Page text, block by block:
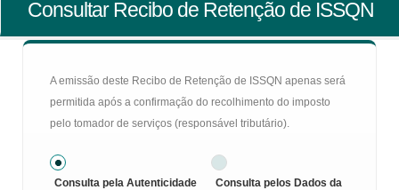
Consultar Recibo de Retenção de ISSQN
A emissão deste Recibo de Retenção de ISSQN apenas será
permitida após a confirmação do recolhimento do imposto
pelo tomador de serviços (responsável tributário).
Consulta pela Autenticidade
Consulta pelos Dados da